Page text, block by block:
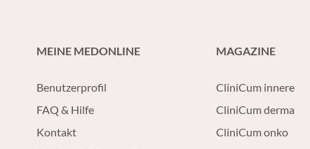
MEINE MEDONLINE
Benutzerprofil
FAQ & Hilfe
Kontakt
MAGAZINE
CliniCum innere
CliniCum derma
CliniCum onko